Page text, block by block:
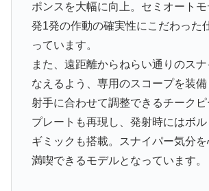
ポンスを大幅に向上。セミオート
発1発の作動の確実性にこだわった
っています。
また、遠距離からねらい通りのス
なえるよう、専用のスコープを装備
射手に合わせて調整できるチークピ
プレートも再現し、発射時にはボ
ギミックも搭載。スナイパー気分
満喫できるモデルとなっています。